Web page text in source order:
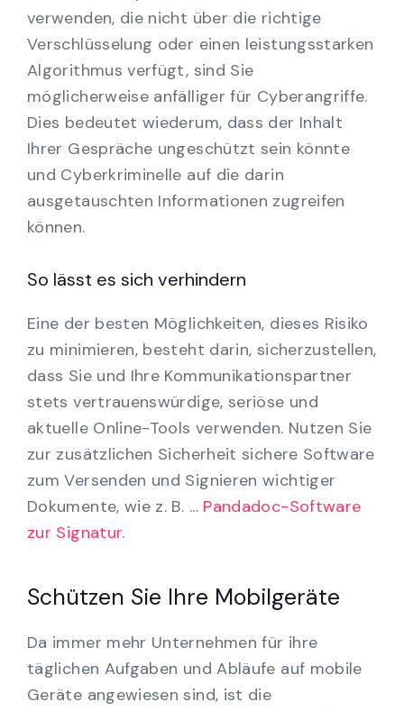
verwenden, die nicht über die richtige
Verschlüsselung oder einen leistungsstarken
Algorithmus verfügt, sind Sie
möglicherweise anfälliger für Cyberangriffe.
Dies bedeutet wiederum, dass der Inhalt
Ihrer Gespräche ungeschützt sein könnte
und Cyberkriminelle auf die darin
ausgetauschten Informationen zugreifen
können.
So lässt es sich verhindern
Eine der besten Möglichkeiten, dieses Risiko
zu minimieren, besteht darin, sicherzustellen,
dass Sie und Ihre Kommunikationspartner
stets vertrauenswürdige, seriöse und
aktuelle Online-Tools verwenden. Nutzen Sie
zur zusätzlichen Sicherheit sichere Software
zum Versenden und Signieren wichtiger
Dokumente, wie z. B. … Pandadoc-Software
zur Signatur.
Schützen Sie Ihre Mobilgeräte
Da immer mehr Unternehmen für ihre
täglichen Aufgaben und Abläufe auf mobile
Geräte angewiesen sind, ist die